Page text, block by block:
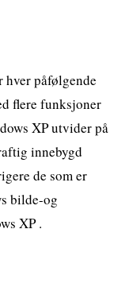
hver påfølgende
flere funksjoner
XP utvider på
innebygd
de som er
bilde-og
XP .